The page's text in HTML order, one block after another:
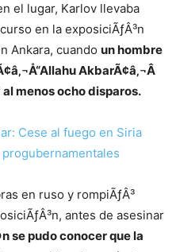
el lugar, Karlov llevaba
en la exposiciÃƒÂ³n
Ankara, cuando un hombre
AkbarÃ¢â‚¬Â
menos ocho disparos.
Cese al fuego en Siria
en ruso y rompiÃƒÂ³
antes de asesinar
se pudo conocer que la